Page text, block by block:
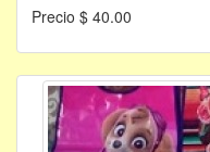
Precio $ 40.00